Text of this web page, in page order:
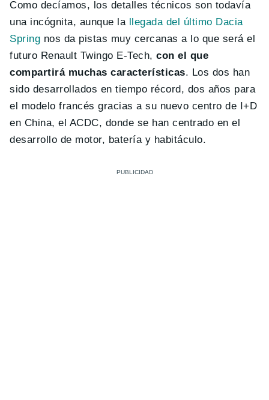
Como decíamos, los detalles técnicos son todavía
una incógnita, aunque la llegada del último Dacia
Spring nos da pistas muy cercanas a lo que será el
futuro Renault Twingo E-Tech,con el que
compartirá muchas características. Los dos han
sido desarrollados en tiempo récord, dos años para
el modelo francés gracias a su nuevo centro de I+D
en China, el ACDC, donde se han centrado en el
desarrollo de motor, batería y habitáculo.